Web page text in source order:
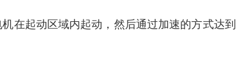
在起动区域内起动，然后通过加速的方式达